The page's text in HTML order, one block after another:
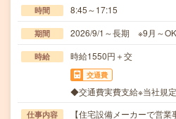
時間 8:45～17:15
期間 2026/9/1～長期 ※9月～OK
時給 時給1550円＋交
交通費
◆交通費実費支給※当社規
仕事内容
【住宅設備メーカーで営